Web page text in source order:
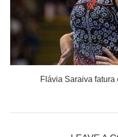
Flávia Saraiva fatura